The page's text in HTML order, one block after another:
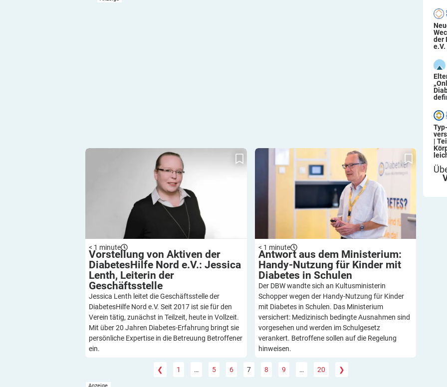
Vorstellung von Aktiven der DiabetesHilfe Nord
e.V.: Jessica Lenth, Leiterin der Geschäftsstelle
< 1 minute
Vorstellung von Aktiven der
DiabetesHilfe Nord e.V.: Jessica
Lenth, Leiterin der
Geschäftsstelle
Jessica Lenth leitet die Geschäftsstelle der
DiabetesHilfe Nord e.V. Seit 2017 ist sie für den
Verein tätig, zunächst in Teilzeit, heute in Vollzeit.
Mit über 20 Jahren Diabetes-Erfahrung bringt sie
persönliche Expertise in die Betreuung Betroffener
ein.
Antwort aus dem Ministerium: Handy-Nutzung
für Kinder mit Diabetes in Schulen
< 1 minute
Antwort aus dem Ministerium:
Handy-Nutzung für Kinder mit
Diabetes in Schulen
Der DBW wandte sich an Kultusministerin
Schopper wegen der Handy-Nutzung für Kinder
mit Diabetes in Schulen. Das Ministerium
versichert: Medizinisch bedingte Ausnahmen sind
vorgesehen und werden im Schulgesetz
verankert. Betroffene sollen auf die Regelung
hinweisen.
❮ 1 … 5 6 7 8 9 … 20 ❯
der
e.V.
|